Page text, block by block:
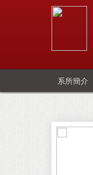
系所簡介